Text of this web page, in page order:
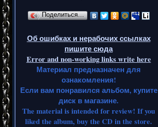
Поделиться…
Об ошибках и нерабочих ссылках
пишите сюда
Error and non-working links write here
Материал предназначен для
ознакомления!
Если вам понравился альбом, купите
диск в магазине.
The material is intended for review! If you
liked the album, buy the CD in the store.